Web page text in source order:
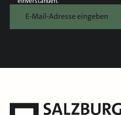
E-Mail-Adresse eingeben